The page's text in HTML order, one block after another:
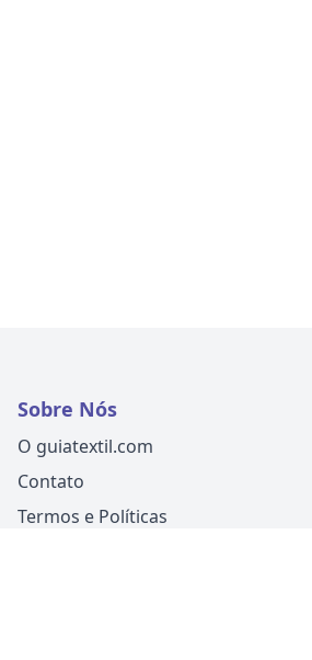
Sobre Nós
O guiatextil.com
Contato
Termos e Políticas